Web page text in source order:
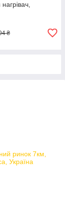
₴
ринок 7км,
Україна